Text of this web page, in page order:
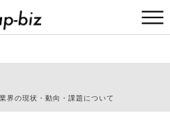
界の現状・動向・課題について